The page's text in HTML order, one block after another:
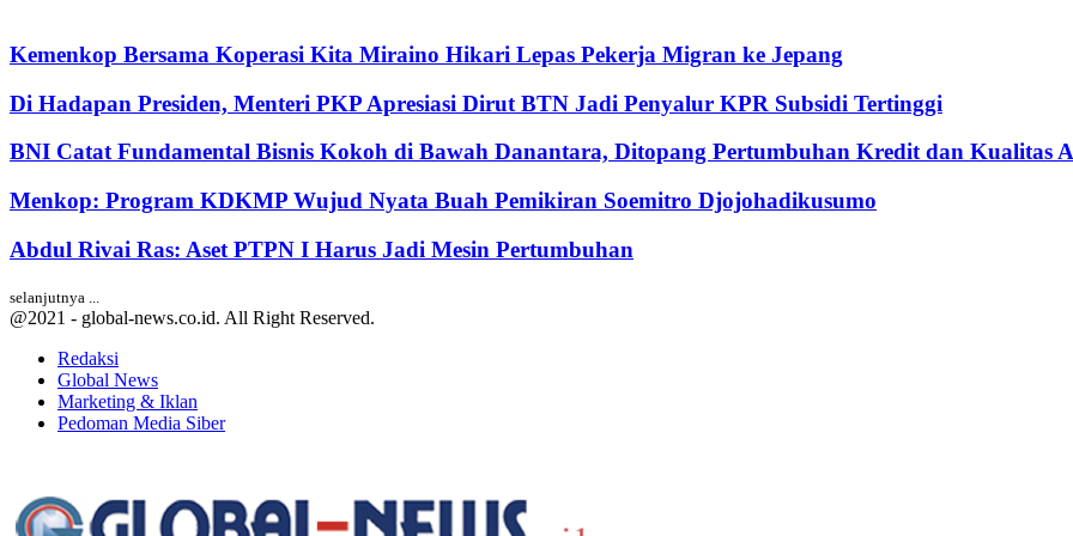
Kemenkop Bersama Koperasi Kita Miraino Hikari Lepas Pekerja Migran ke Jepang
Di Hadapan Presiden, Menteri PKP Apresiasi Dirut BTN Jadi Penyalur KPR Subsidi Tertinggi
BNI Catat Fundamental Bisnis Kokoh di Bawah Danantara, Ditopang Pertumbuhan Kredit dan Kualitas
Menkop: Program KDKMP Wujud Nyata Buah Pemikiran Soemitro Djojohadikusumo
Abdul Rivai Ras: Aset PTPN I Harus Jadi Mesin Pertumbuhan
selanjutnya ...
@2021 - global-news.co.id. All Right Reserved.
Redaksi
Global News
Marketing & Iklan
Pedoman Media Siber